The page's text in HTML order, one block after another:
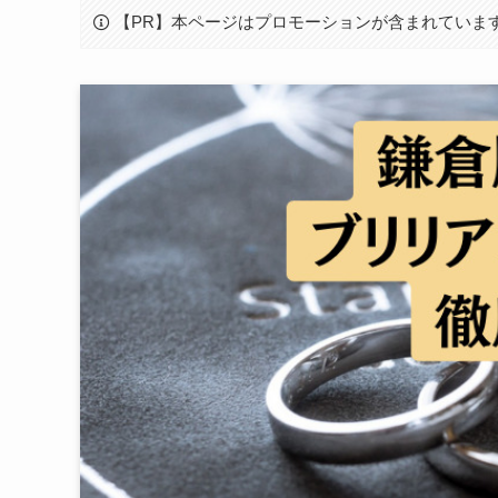
【PR】本ページはプロモーションが含まれていま